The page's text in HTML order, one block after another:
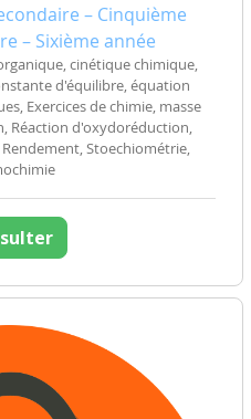
– Cinquième
– Sixième année
cinétique chimique,
d'équilibre, équation
Exercices de chimie, masse
Réaction d'oxydoréduction,
Stoechiométrie,